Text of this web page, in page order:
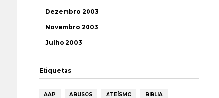
Dezembro 2003
Novembro 2003
Julho 2003
Etiquetas
AAP ABUSOS ATEÍSMO BIBLIA